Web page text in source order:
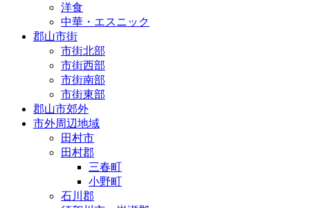
洋食
中華・エスニック
郡山市街
市街北部
市街西部
市街南部
市街東部
郡山市郊外
市外周辺地域
田村市
田村郡
三春町
小野町
石川郡